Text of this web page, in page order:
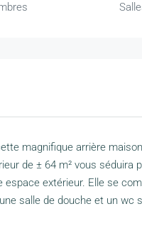
magnifique arrière
de ± 64 m² vous
extérieur. Elle se
salle de douche et un wc